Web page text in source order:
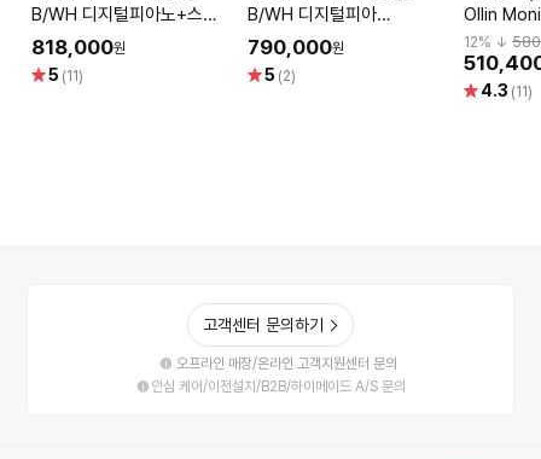
B/WH 디지털피아노+스탠
드 /YAMAHA Piano
818,000원
별5 (11)
B/WH 디지털피아
노/YAMAHA Digital Piano
790,000원
별5 (2)
Ollin
모니터암
12% ↓
별 4.3 (11)
고객센터 문의하기
오프라인 매장/온라인 고객지원센터 문의
안심 케어/이전설치/B2B/하이메이드 A/S 문의